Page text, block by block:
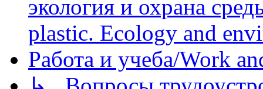
экология и охрана
plastic. Ecology and
Работа и учеба/Work